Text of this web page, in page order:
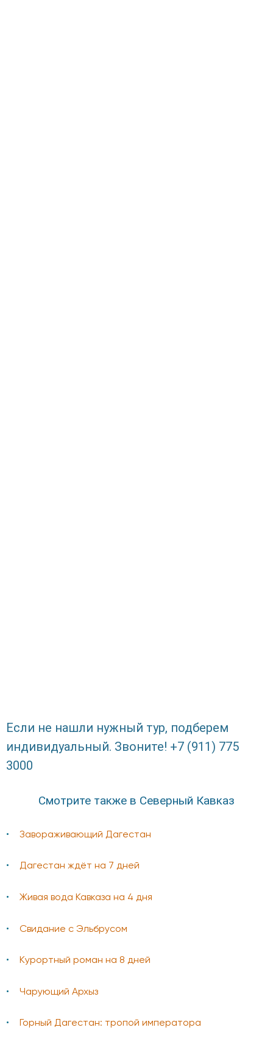
Если не нашли нужный тур, подберем
индивидуальный. Звоните! +7 (911) 775
3000
Смотрите также в Северный Кавказ
Завораживающий Дагестан
Дагестан ждёт на 7 дней
Живая вода Кавказа на 4 дня
Свидание с Эльбрусом
Курортный роман на 8 дней
Чарующий Архыз
Горный Дагестан: тропой императора